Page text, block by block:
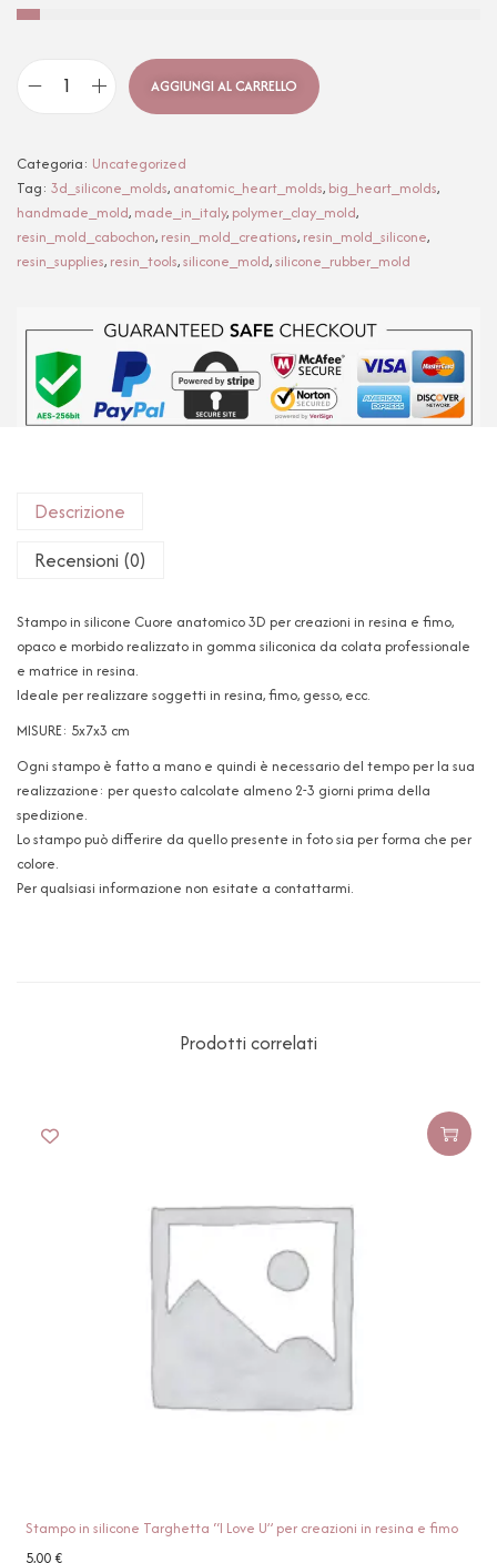
AGGIUNGI AL CARRELLO
Categoria: Uncategorized
Tag: 3d_silicone_molds, anatomic_heart_molds, big_heart_molds,
handmade_mold, made_in_italy, polymer_clay_mold,
resin_mold_cabochon, resin_mold_creations, resin_mold_silicone,
resin_supplies, resin_tools,silicone_mold,silicone_rubber_mold
Descrizione
Recensioni (0)
Stampo in silicone Cuore anatomico 3D per creazioni in resina e fimo,
opaco e morbido realizzato in gomma siliconica da colata professionale
e matrice in resina.
Ideale per realizzare soggetti in resina, fimo, gesso, ecc.
MISURE: 5x7x3 cm
Ogni stampo è fatto a mano e quindi è necessario del tempo per la sua
realizzazione: per questo calcolate almeno 2-3 giorni prima della
spedizione.
Lo stampo può differire da quello presente in foto sia per forma che per
colore.
Per qualsiasi informazione non esitate a contattarmi.
Prodotti correlati
Stampo in silicone Targhetta “I Love U” per creazioni in resina e fimo
5,00€